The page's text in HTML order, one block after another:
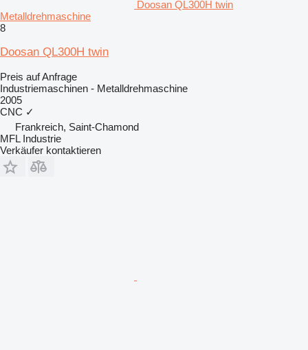
Doosan QL300H twin
Metalldrehmaschine
8
Doosan QL300H twin
Preis auf Anfrage
Industriemaschinen - Metalldrehmaschine
2005
CNC ✓
Frankreich, Saint-Chamond
MFL Industrie
Verkäufer kontaktieren